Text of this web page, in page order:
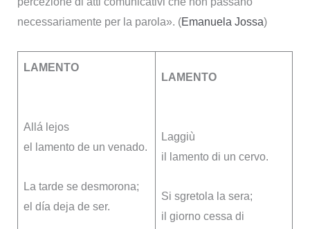
necessariamente per la parola». (Emanuela Jossa)
LAMENTO
Allá lejos
el lamento de un venado.
La tarde se desmorona;
el día deja de ser.
LAMENTO
Laggiù
il lamento di un cervo.
Si sgretola la sera;
il giorno cessa di